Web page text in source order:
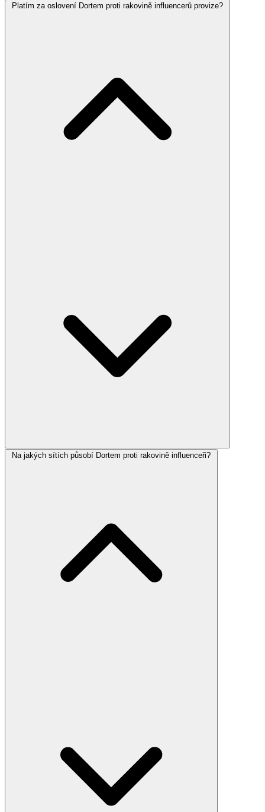
Platím za oslovení Dortem proti rakovině influencerů provize?
Na jakých sítích působí Dortem proti rakovině influenceři?